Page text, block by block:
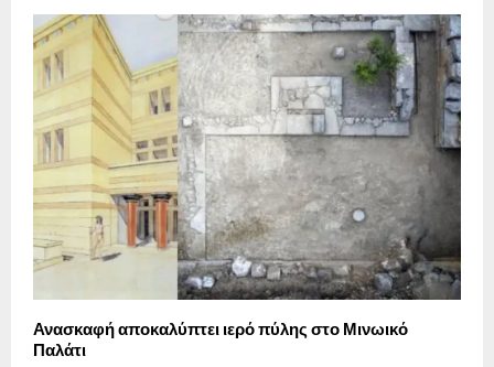
Ανασκαφή αποκαλύπτει ιερό πύλης στο Μινωικό
Παλάτι